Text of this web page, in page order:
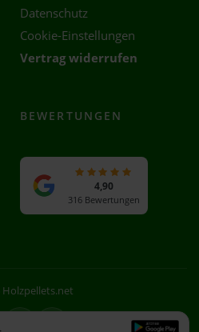
Datenschutz
Cookie-Einstellungen
Vertrag widerrufen
BEWERTUNGEN
4,90
316 Bewertungen